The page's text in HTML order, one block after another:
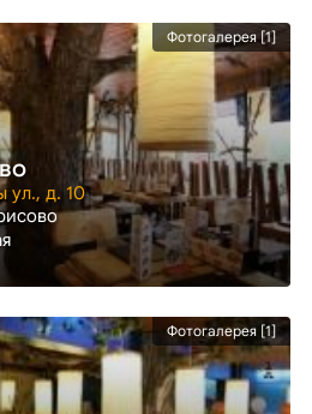
Фотогалерея [1]
ул., д. 10
Фотогалерея [1]